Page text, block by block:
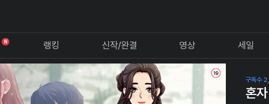
N 랭킹 신작/완결 영상 세일
구독수
혼